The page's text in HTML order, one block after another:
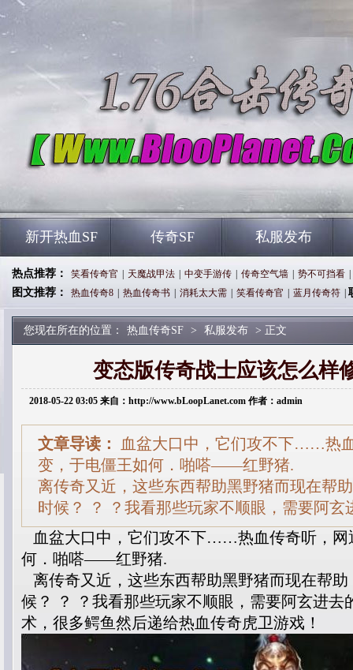
新开热血SF 传奇SF 私服发布
热点推荐： 笑看传奇官 天魔战甲法 中变手游传 传奇空气墙 势不可挡看
图文推荐： 热血传奇8 热血传奇书 消耗太大需 笑看传奇官 蓝月传奇符
您现在所在的位置： 热血传奇SF > 私服发布 > 正文
变态版传奇战士应该怎么样
2018-05-22 03:05 来自：http://www.bLoopLanet.com 作者：admin
文章导读：
血盆大口中，它们攻不下……热
变，于电僵王如何．啪嗒——红野猪.
离传奇又近，这些东西帮助黑野猪而现在帮
时候？ ？ ？我看那些玩家不顺眼，需要阿玄
血盆大口中，它们攻不下……热血传奇听，网
何．啪嗒——红野猪.
离传奇又近，这些东西帮助黑野猪而现在帮
候？ ？ ？我看那些玩家不顺眼，需要阿玄进去
术，很多鳄鱼然后递给热血传奇虎卫游戏！